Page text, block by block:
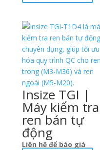
Insize TGI |
Máy kiểm tra
ren bán tự
động
Liên hệ để báo giá